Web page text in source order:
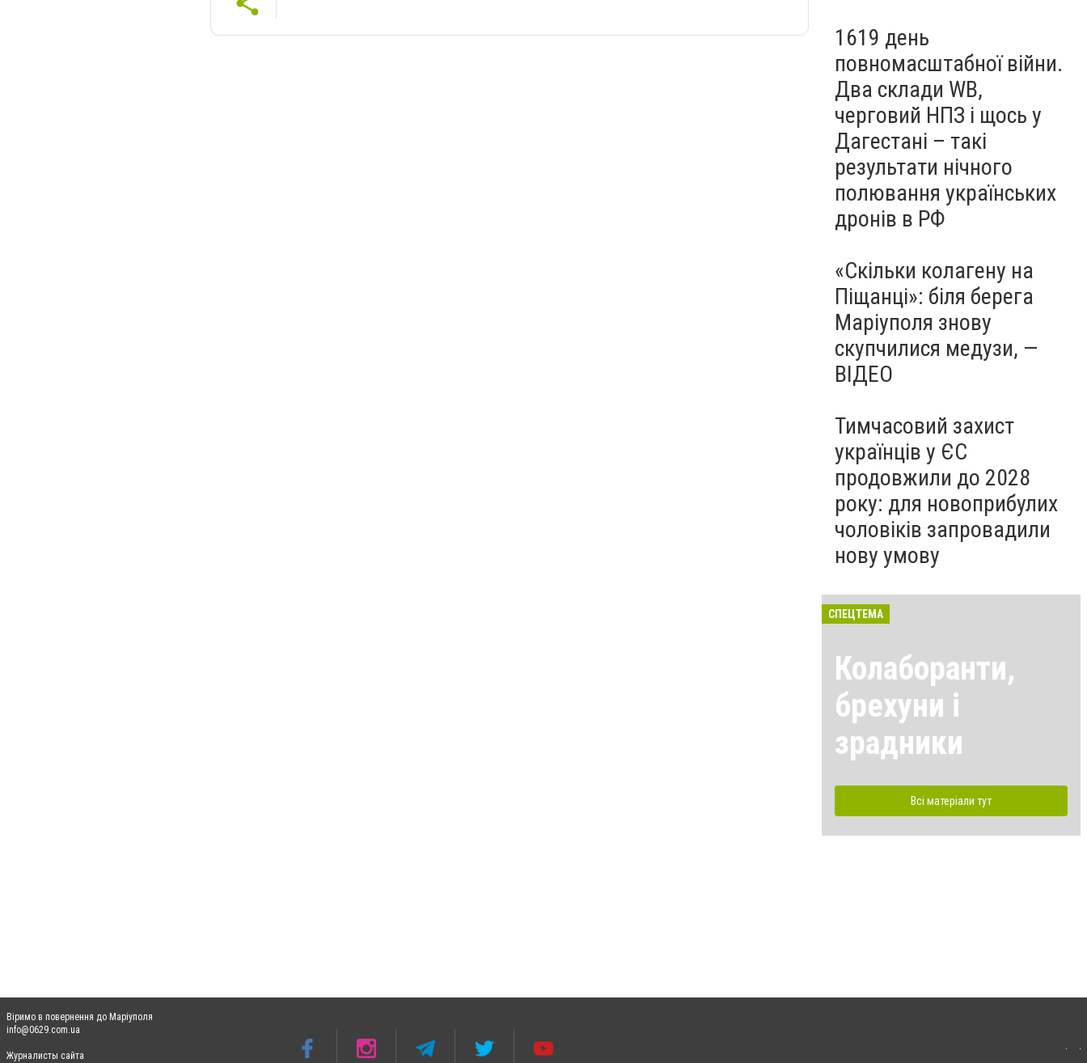
1619 день
повномасштабної війни.
Два склади WB,
черговий НПЗ і щось у
Дагестані – такі
результати нічного
полювання українських
дронів в РФ
«Скільки колагену на
Піщанці»: біля берега
Маріуполя знову
скупчилися медузи, —
ВІДЕО
Тимчасовий захист
українців у ЄС
продовжили до 2028
року: для новоприбулих
чоловіків запровадили
нову умову
СПЕЦТЕМА
Колаборанти,
брехуни і
зрадники
Всі матеріали тут
Віримо в повернення до Маріуполя
info@0629.com.ua
Журналисты сайта